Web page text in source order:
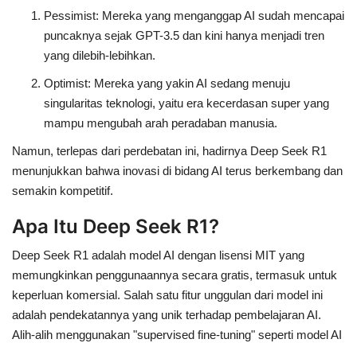
Pessimist: Mereka yang menganggap AI sudah mencapai
puncaknya sejak GPT-3.5 dan kini hanya menjadi tren
yang dilebih-lebihkan.
Optimist: Mereka yang yakin AI sedang menuju
singularitas teknologi, yaitu era kecerdasan super yang
mampu mengubah arah peradaban manusia.
Namun, terlepas dari perdebatan ini, hadirnya Deep Seek R1
menunjukkan bahwa inovasi di bidang AI terus berkembang dan
semakin kompetitif.
Apa Itu Deep Seek R1?
Deep Seek R1 adalah model AI dengan lisensi MIT yang
memungkinkan penggunaannya secara gratis, termasuk untuk
keperluan komersial. Salah satu fitur unggulan dari model ini
adalah pendekatannya yang unik terhadap pembelajaran AI.
Alih-alih menggunakan "supervised fine-tuning" seperti model AI